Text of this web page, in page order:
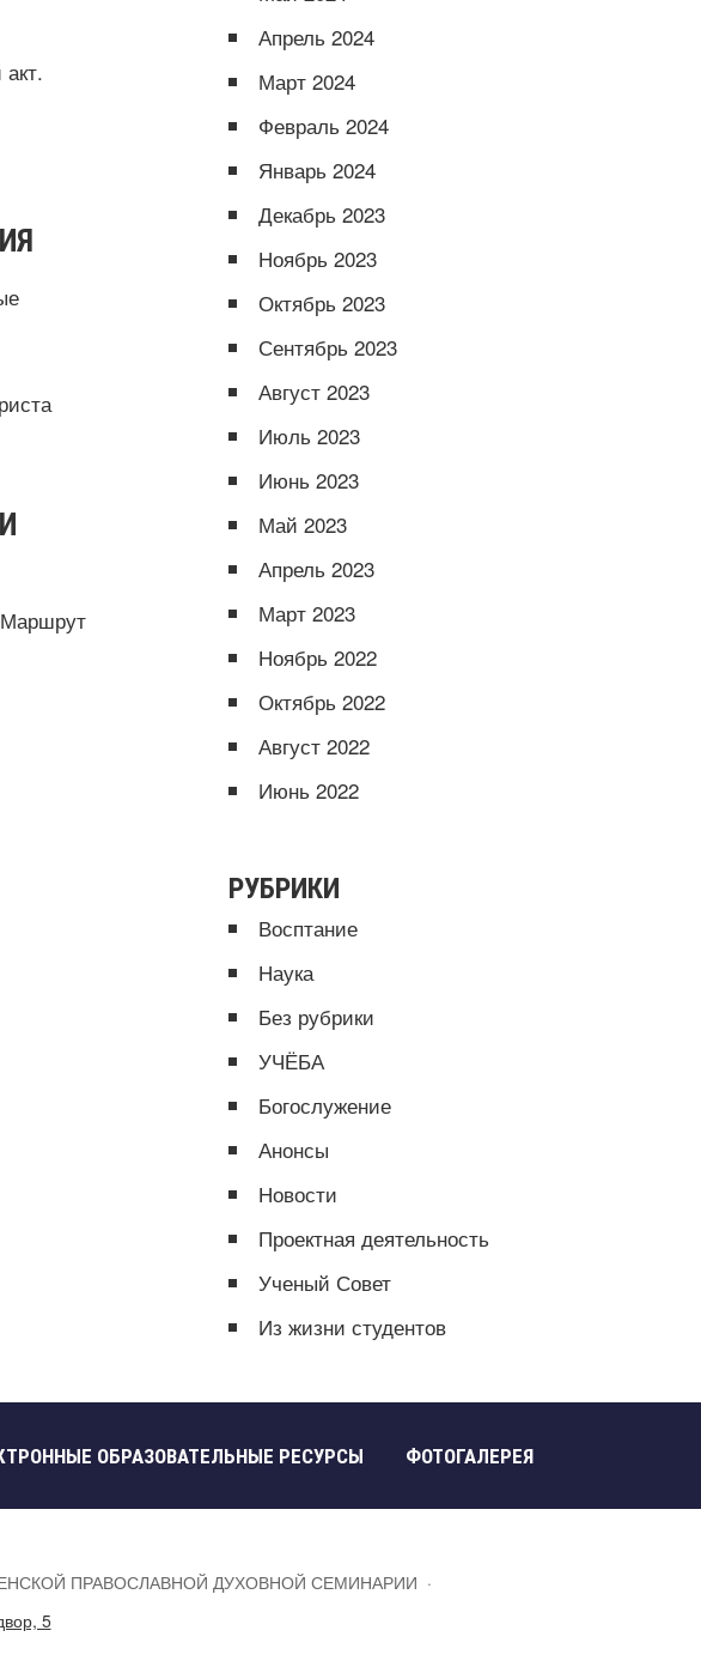
Апрель 2024
Март 2024
Февраль 2024
Январь 2024
Декабрь 2023
Ноябрь 2023
Октябрь 2023
Сентябрь 2023
Август 2023
Июль 2023
Июнь 2023
Май 2023
Апрель 2023
Март 2023
Ноябрь 2022
Октябрь 2022
Август 2022
Июнь 2022
РУБРИКИ
Восптание
Наука
Без рубрики
УЧЁБА
Богослужение
Анонсы
Новости
Проектная деятельность
Ученый Совет
Из жизни студентов
ОБРАЗОВАТЕЛЬНЫЕ РЕСУРСЫ ФОТОГАЛЕРЕЯ
ПРАВОСЛАВНОЙ ДУХОВНОЙ СЕМИНАРИИ ·
5